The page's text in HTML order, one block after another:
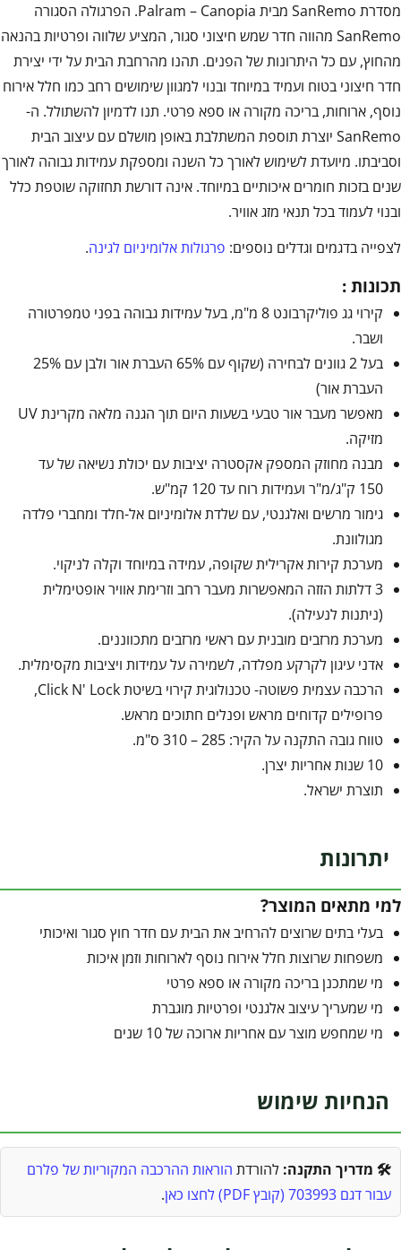
מסדרת SanRemo מבית Palram – Canopia. הפרגולה הסגורה
SanRemo מהווה חדר שמש חיצוני סגור, המציע שלווה ופרטיות בהנאה
מהחוץ, עם כל היתרונות של הפנים. תהנו מהרחבת הבית על ידי יצירת
חדר חיצוני בטוח ועמיד במיוחד ובנוי למגוון שימושים רחב כמו חלל אירוח
נוסף, ארוחות, בריכה מקורה או ספא פרטי. תנו לדמיון להשתולל. ה-
SanRemo יוצרת תוספת המשתלבת באופן מושלם עם עיצוב הבית
וסביבתו. מיועדת לשימוש לאורך כל השנה ומספקת עמידות גבוהה לאורך
שנים בזכות חומרים איכותיים במיוחד. אינה דורשת תחזוקה שוטפת כלל
ובנוי לעמוד בכל תנאי מזג אוויר.
לצפייה בדגמים וגדלים נוספים: פרגולות אלומיניום לגינה.
תכונות :
קירוי גג פוליקרבונט 8 מ"מ, בעל עמידות גבוהה בפני טמפרטורה
ושבר.
בעל 2 גוונים לבחירה (שקוף עם 65% העברת אור ולבן עם 25%
העברת אור)
מאפשר מעבר אור טבעי בשעות היום תוך הגנה מלאה מקרינת UV
מזיקה.
מבנה מחוזק המספק אקסטרה יציבות עם יכולת נשיאה של עד
150 ק"ג/מ"ר ועמידות רוח עד 120 קמ"ש.
גימור מרשים ואלגנטי, עם שלדת אלומיניום אל-חלד ומחברי פלדה
מגולוונת.
מערכת קירות אקרילית שקופה, עמידה במיוחד וקלה לניקוי.
3 דלתות הזזה המאפשרות מעבר רחב וזרימת אוויר אופטימלית
(ניתנות לנעילה).
מערכת מרזבים מובנית עם ראשי מרזבים מתכווננים.
אדני עיגון לקרקע מפלדה, לשמירה על עמידות ויציבות מקסימלית.
הרכבה עצמית פשוטה- טכנולוגית קירוי בשיטת Click N' Lock,
פרופילים קדוחים מראש ופנלים חתוכים מראש.
טווח גובה התקנה על הקיר: 285 – 310 ס"מ.
10 שנות אחריות יצרן.
תוצרת ישראל.
יתרונות
למי מתאים המוצר?
בעלי בתים שרוצים להרחיב את הבית עם חדר חוץ סגור ואיכותי
משפחות שרוצות חלל אירוח נוסף לארוחות וזמן איכות
מי שמתכנן בריכה מקורה או ספא פרטי
מי שמעריך עיצוב אלגנטי ופרטיות מוגברת
מי שמחפש מוצר עם אחריות ארוכה של 10 שנים
הנחיות שימוש
🛠️ מדריך התקנה: להורדת הוראות ההרכבה המקוריות של פלרם
עבור דגם 703993 (קובץ PDF) לחצו כאן
.